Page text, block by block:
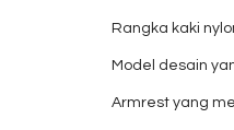
Rangka kaki
Model desain
Armrest yang